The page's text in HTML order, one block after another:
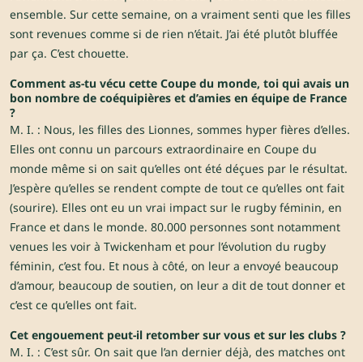
ensemble. Sur cette semaine, on a vraiment senti que les filles
sont revenues comme si de rien n’était. J’ai été plutôt bluffée
par ça. C’est chouette.
Comment as-tu vécu cette Coupe du monde, toi qui avais un
bon nombre de coéquipières et d’amies en équipe de France
?
M. I. : Nous, les filles des Lionnes, sommes hyper fières d’elles.
Elles ont connu un parcours extraordinaire en Coupe du
monde même si on sait qu’elles ont été déçues par le résultat.
J’espère qu’elles se rendent compte de tout ce qu’elles ont fait
(sourire). Elles ont eu un vrai impact sur le rugby féminin, en
France et dans le monde. 80.000 personnes sont notamment
venues les voir à Twickenham et pour l’évolution du rugby
féminin, c’est fou. Et nous à côté, on leur a envoyé beaucoup
d’amour, beaucoup de soutien, on leur a dit de tout donner et
c’est ce qu’elles ont fait.
Cet engouement peut-il retomber sur vous et sur les clubs ?
M. I. : C’est sûr. On sait que l’an dernier déjà, des matches ont